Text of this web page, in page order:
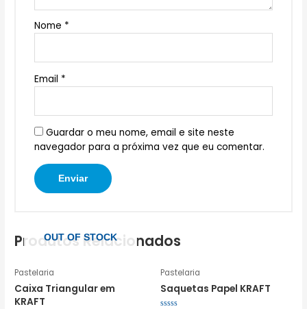
Nome *
Email *
Guardar o meu nome, email e site neste
navegador para a próxima vez que eu comentar.
Produtos Relacionados
OUT OF STOCK
Pastelaria
Caixa Triangular em
KRAFT
Pastelaria
Saquetas Papel KRAFT